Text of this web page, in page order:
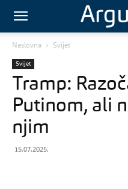
Naslovna Svijet
Svijet
Tramp:
Putinom, ali
njim
15.07.2025.